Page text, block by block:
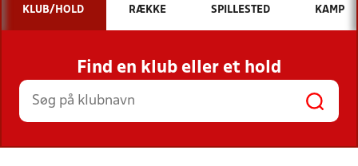
Hvad vil du søge efter?
INDHOLD OG NYHEDER
STILLINGER, RESULTATER, KLUBBER OG
HOLD
KLUB/HOLD RÆKKE SPILLESTED KAMP
Find en klub eller et hold